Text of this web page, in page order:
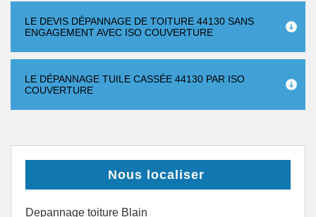
LE DEVIS DÉPANNAGE DE TOITURE 44130 SANS
ENGAGEMENT AVEC ISO COUVERTURE
LE DÉPANNAGE TUILE CASSÉE 44130 PAR ISO
COUVERTURE
Nous localiser
Depannage toiture Blain